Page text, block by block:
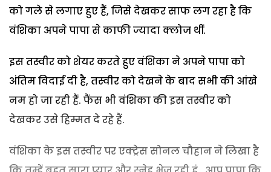
को गले से लगाए हुए हैं, जिसे देखकर साफ लग रहा है कि
वंशिका अपने पापा से काफी ज्यादा क्लोज थीं.
इस तस्वीर को शेयर करते हुए वंशिका ने अपने पापा को
अंतिम विदाई दी है, तस्वीर को देखने के बाद सभी की आंखे
नम हो जा रही हैं. फैंस भी वंशिका की इस तस्वीर को
देखकर उसे हिम्मत दे रहे हैं.
वंशिका के इस तस्वीर पर एक्ट्रेस सोनल चौहान ने लिखा है